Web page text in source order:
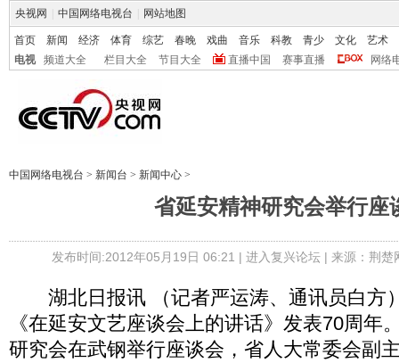
央视网 中国网络电视台 网站地图
首页 新闻 经济 体育 综艺 春晚 戏曲 音乐 科教 青少 文化
艺术
电视
频道大全 栏目大全 节目大全 直播中国 赛事直播 网络
中国网络电视台 > 新闻台 > 新闻中心 >
省延安精神研究会举行座
发布时间:2012年05月19日 06:21 | 进入复兴论坛 | 来源：荆
湖北日报讯 （记者严运涛、通讯员白方
《在延安文艺座谈会上的讲话》发表70周年
研究会在武钢举行座谈会，省人大常委会副